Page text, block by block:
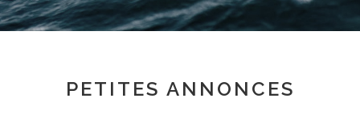
PETITES ANNONCES